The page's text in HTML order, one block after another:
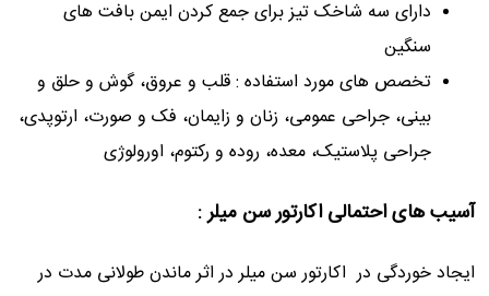
دارای سه شاخک تیز برای جمع کردن ایمن بافت های
سنگین
تخصص های مورد استفاده : قلب و عروق، گوش و حلق و
بینی، جراحی عمومی، زنان و زایمان، فک و صورت، ارتوپدی،
جراحی پلاستیک، معده، روده و رکتوم، اورولوژی
آسیب های احتمالی اکارتور سن میلر :
ایجاد خوردگی در اکارتور سن میلر در اثر ماندن طولانی مدت در